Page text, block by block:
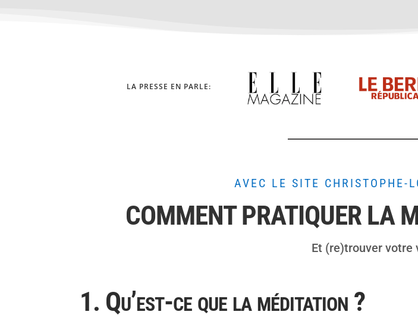
LA PRESSE EN PARLE:
AVEC LE SITE CHRISTOPHE-
COMMENT PRATIQUER LA
Et (re)trouver votre
1. Qu’est-ce que la méditation ?